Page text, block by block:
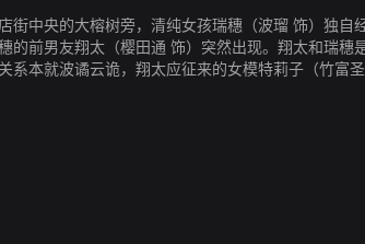
街中央的大榕树旁，清纯女孩瑞穗（波瑠 饰）独
的前男友翔太（樱田通 饰）突然出现。翔太和瑞
系本就波谲云诡，翔太应征来的女模特莉子（竹